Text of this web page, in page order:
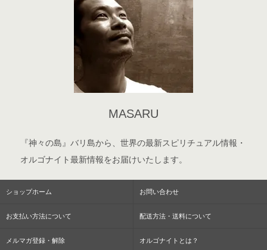
MASARU
『神々の島』バリ島から、世界の最新スピリチュアル情報・
オルゴナイト最新情報をお届けいたします。
ショップホーム お問い合わせ
お支払い方法について 配送方法・送料について
メルマガ登録・解除 オルゴナイトとは？